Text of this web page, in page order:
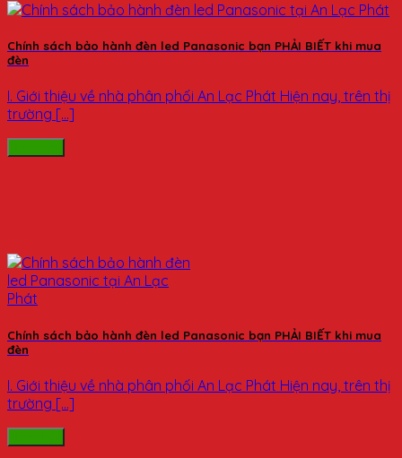
Chính sách bảo hành đèn led Panasonic bạn PHẢI BIẾT khi mua
đèn
I. Giới thiệu về nhà phân phối An Lạc Phát Hiện nay, trên thị
trường [...]
Chính sách bảo hành đèn led Panasonic bạn PHẢI BIẾT khi mua
đèn
I. Giới thiệu về nhà phân phối An Lạc Phát Hiện nay, trên thị
trường [...]